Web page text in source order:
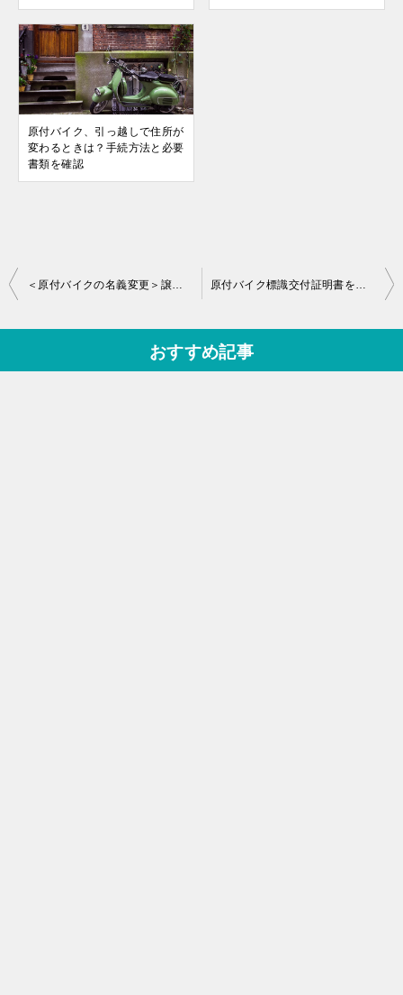
原付バイク、引っ越しで住所が
変わるときは？手続方法と必要
書類を確認
投
ビ
＜原付バイクの名義変更＞譲渡証明書の書き方を記入例で確認！ 原付バイク標識交付証明書を紛失⇒再発行は即日10分！手続方法を確認
おすすめ記事